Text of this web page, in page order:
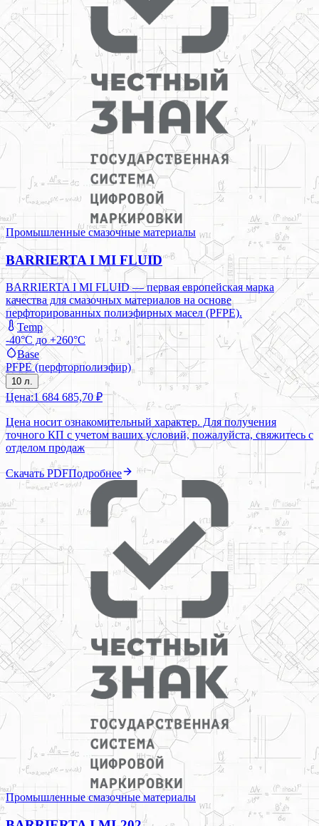
Промышленные смазочные материалы
BARRIERTA I MI FLUID
BARRIERTA I MI FLUID — первая европейская марка
качества для смазочных материалов на основе
перфторированных полиэфирных масел (PFPE).
Temp
-40°C до +260°C
Base
PFPE (перфторполиэфир)
10 л.
Цена:1 684 685,70 ₽
Цена носит ознакомительный характер. Для получения
точного КП с учетом ваших условий, пожалуйста, свяжитесь с
отделом продаж
Скачать PDFПодробнее
Промышленные смазочные материалы